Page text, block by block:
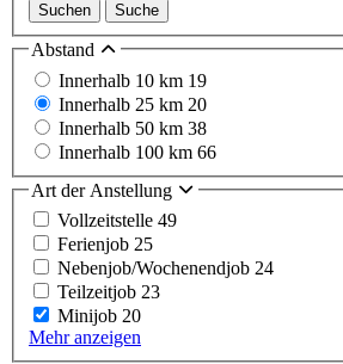
Suchen Suche
Abstand
Innerhalb 10 km 19
Innerhalb 25 km 20
Innerhalb 50 km 38
Innerhalb 100 km 66
Art der Anstellung
Vollzeitstelle 49
Ferienjob 25
Nebenjob/Wochenendjob 24
Teilzeitjob 23
Minijob 20
Mehr anzeigen